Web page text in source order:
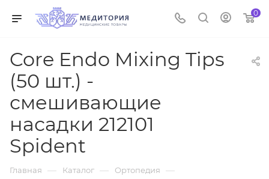
0
Core Endo Mixing Tips
(50 шт.) -
смешивающие
насадки 212101
Spident
Главная — Каталог — Ортопедия —